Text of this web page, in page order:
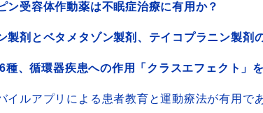
ン受容体作動薬は不眠症治療に有用か？
製剤とベタメタゾン製剤、テイコプラニン製剤
種、循環器疾患への作用「クラスエフェクト」
イルアプリによる患者教育と運動療法が有用で